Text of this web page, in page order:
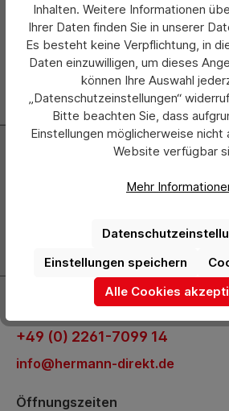
Hersteller
Newsletter
Abonnieren Sie jetzt einfach
+49 (0) 2261-7099 14
info@hermann-direkt.de
Öffnungszeiten
Inhalten. Weitere Informationen
Ihrer Daten finden Sie in unserer
Es besteht keine Verpflichtung, in
Daten einzuwilligen, um dieses
können Ihre Auswahl
„Datenschutzeinstellungen“
Bitte beachten Sie, dass
Einstellungen möglicherweise nicht
Website verfügbar
Mehr
Einstellungen speichern
Alle Cookies